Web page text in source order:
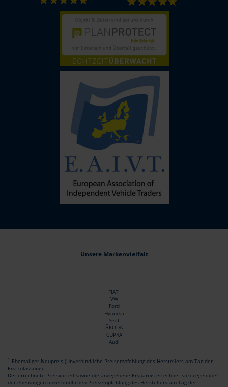
Unsere Markenvielfalt
FIAT
VW
Ford
Hyundai
Seat
ŠKODA
CUPRA
Audi
1 Ehemaliger Neupreis (Unverbindliche Preisempfehlung des Herstellers am Tag der
Erstzulassung).
Der errechnete Preisvorteil sowie die angegebene Ersparnis errechnet sich gegenüber
der ehemaligen unverbindlichen Preisempfehlung des Herstellers am Tag der